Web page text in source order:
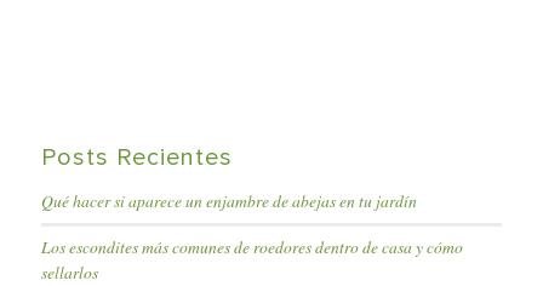
Posts Recientes
Qué hacer si aparece un enjambre de abejas en tu jardín
Los escondites más comunes de roedores dentro de casa y cómo
sellarlos